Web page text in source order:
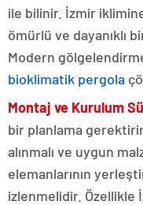
ile bilinir. İzmir
ömürlü ve dayanıklı
Modern
bioklimatik pergola
Montaj ve Kurulum
bir planlama
alınmalı ve uygun
elemanlarının
izlenmelidir. Özellikle